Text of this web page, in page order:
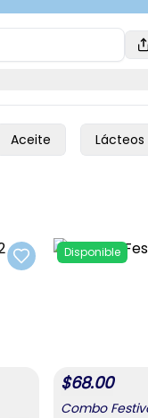
Aceite Lácteos
Add to favorites
Disponible
$68.00
Combo